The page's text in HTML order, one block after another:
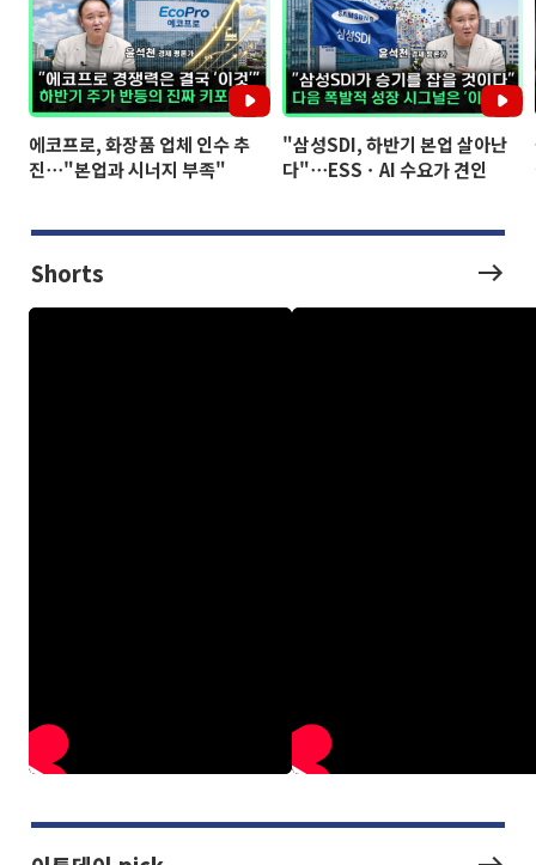
에코프로, 화장품 업체 인수 추
진⋯"본업과 시너지 부족"
"삼성SDI, 하반기 본업 살아난
다"⋯ESSㆍAI 수요가 견인
Shorts